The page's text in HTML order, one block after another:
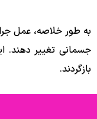
به طور خلاصه، عمل
جسمانی تغییر دهند.
بازگردند.